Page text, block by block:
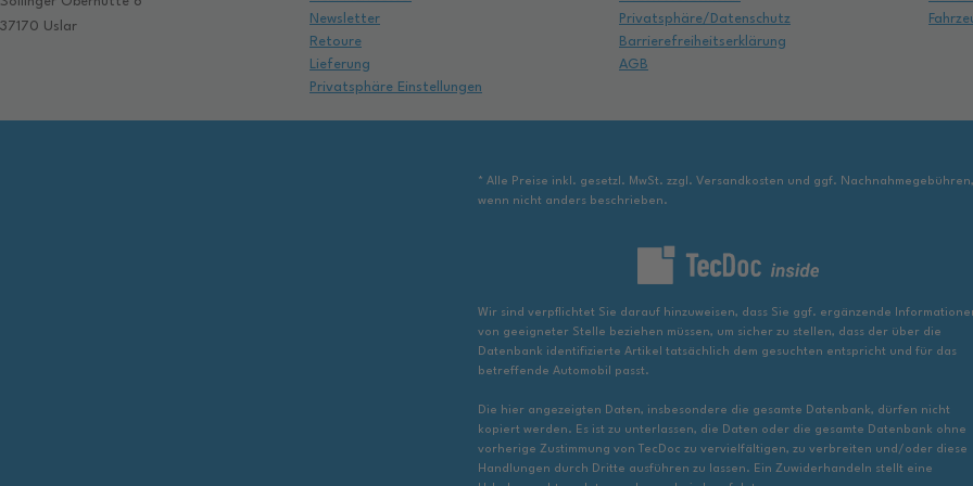
37170 Uslar
Newsletter
Retoure
Lieferung
Privatsphäre Einstellungen
Privatsphäre/Datenschutz
Barrierefreiheitserklärung
AGB
* Alle Preise inkl. gesetzl. MwSt. zzgl. Versandkosten und ggf. Nachnahmegebühren,
wenn nicht anders beschrieben.
Wir sind verpflichtet Sie darauf hinzuweisen, dass Sie ggf. ergänzende
von geeigneter Stelle beziehen müssen, um sicher zu stellen, dass der über die
Datenbank identifizierte Artikel tatsächlich dem gesuchten entspricht und für das
betreffende Automobil passt.
Die hier angezeigten Daten, insbesondere die gesamte Datenbank, dürfen nicht
kopiert werden. Es ist zu unterlassen, die Daten oder die gesamte Datenbank ohne
vorherige Zustimmung von TecDoc zu vervielfältigen, zu verbreiten und/oder diese
Handlungen durch Dritte ausführen zu lassen. Ein Zuwiderhandeln stellt eine